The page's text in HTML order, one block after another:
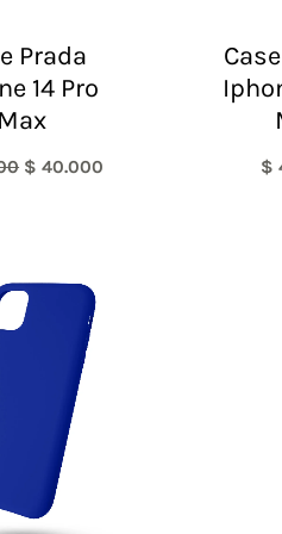
Prada
14 Pro
Max
$ 40.000 $